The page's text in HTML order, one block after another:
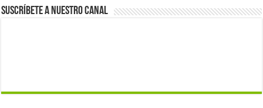
Suscríbete a nuestro canal